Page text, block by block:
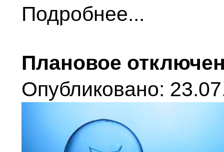
Подробнее...
Плановое
Опубликовано: